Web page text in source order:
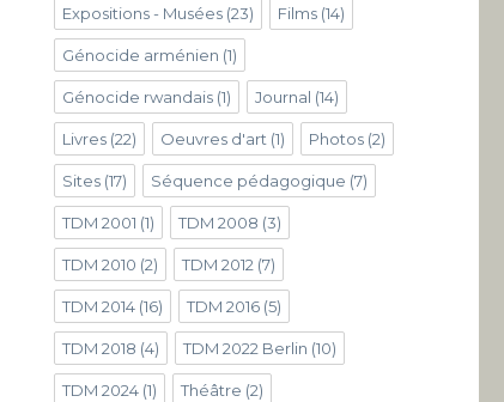
Expositions - Musées(23) Films(14)
Génocide arménien (1)
Génocide rwandais(1) Journal (14)
Livres(22) Oeuvres d'art (1) Photos(2)
Sites(17) Séquence pédagogique (7)
TDM 2001 (1) TDM 2008 (3)
TDM 2010 (2) TDM 2012 (7)
TDM 2014(16) TDM 2016(5)
TDM 2018 (4) TDM 2022 Berlin (10)
TDM 2024(1) Théâtre (2)